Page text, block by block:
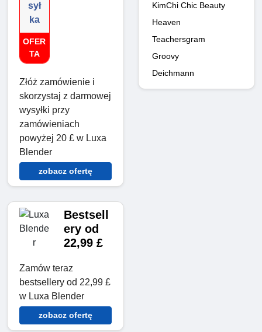
sył
ka
OFER
TA
Złóż zamówienie i
skorzystaj z darmowej
wysyłki przy
zamówieniach
powyżej 20 £ w Luxa
Blender
zobacz ofertę
Bestsell
ery od
22,99 £
Zamów teraz
bestsellery od 22,99 £
w Luxa Blender
zobacz ofertę
KimChi Chic Beauty
Heaven
Teachersgram
Groovy
Deichmann